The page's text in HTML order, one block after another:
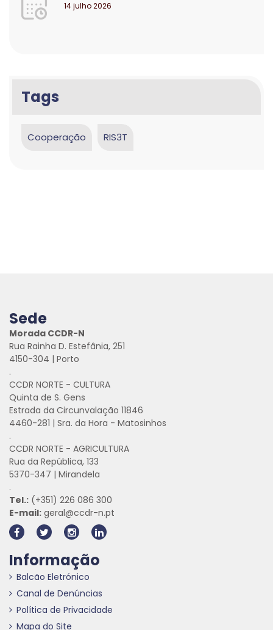
14 julho 2026
Tags
Cooperação RIS3T
Sede
Morada CCDR-N
Rua Rainha D. Estefânia, 251
4150-304 | Porto
.
CCDR NORTE - CULTURA
Quinta de S. Gens
Estrada da Circunvalação 11846
4460-281 | Sra. da Hora - Matosinhos
.
CCDR NORTE - AGRICULTURA
Rua da República, 133
5370-347 | Mirandela
.
Tel.: (+351) 226 086 300
E-mail: geral@ccdr-n.pt
Informação
Balcão Eletrónico
Canal de Denúncias
Política de Privacidade
Mapa do Site